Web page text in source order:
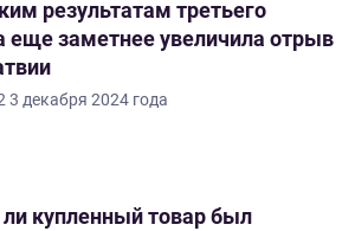
результатам третьего
еще заметнее увеличила отрыв
3 декабря 2024 года
купленный товар был